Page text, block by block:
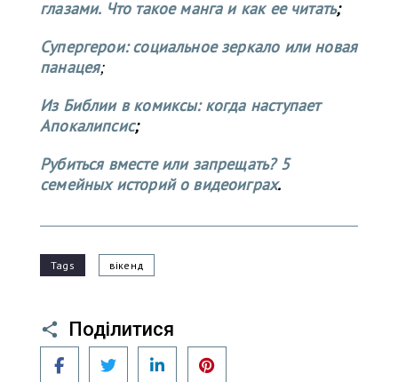
глазами. Что такое манга и как ее читать;
Супергерои: социальное зеркало или новая
панацея;
Из Библии в комиксы: когда наступает
Апокалипсис;
Рубиться вместе или запрещать? 5
семейных историй о видеоиграх.
Tags вікенд
Поділитися
Facebook Twitter LinkedIn